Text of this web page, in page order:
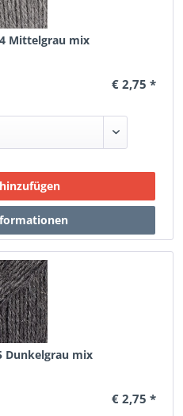
Mittelgrau mix
€ 2,75 *
Dunkelgrau mix
€ 2,75 *